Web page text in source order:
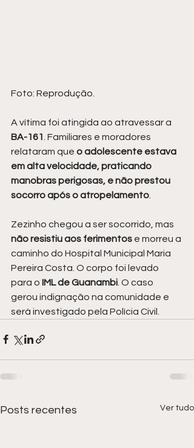
Foto: Reprodução.
A vítima foi atingida ao atravessar a
BA-161 . Familiares e moradores
relataram que o adolescente estava
em alta velocidade, praticando
manobras perigosas, e não prestou
socorro após o atropelamento
Zezinho chegou a ser socorrido, mas
não resistiu aos ferimentos e morreu a
caminho do Hospital Municipal Maria
Pereira Costa. O corpo foi levado
para o IML de Guanambi . O caso
gerou indignação na comunidade e
será investigado pela Polícia Civil.
Posts recentes Ver tudo